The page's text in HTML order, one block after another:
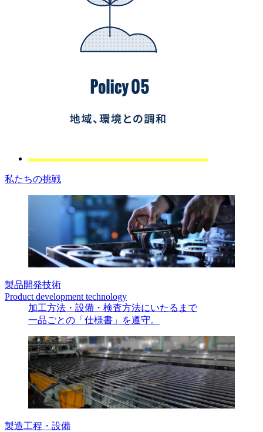
私たちの挑戦
製品開発技術
Product development technology
加工方法・設備・検査方法にいたるまで
一品ごとの「仕様書」を遵守。
製造工程・設備